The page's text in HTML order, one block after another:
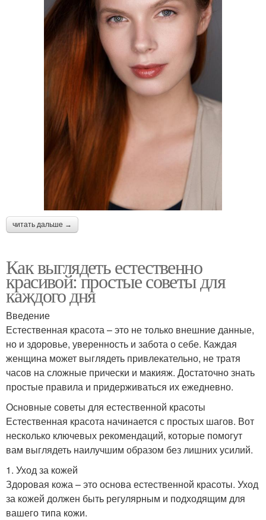
читать дальше →
Как выглядеть естественно
красивой: простые советы для
каждого дня
Введение
Естественная красота – это не только внешние данные,
но и здоровье, уверенность и забота о себе. Каждая
женщина может выглядеть привлекательно, не тратя
часов на сложные прически и макияж. Достаточно знать
простые правила и придерживаться их ежедневно.
Основные советы для естественной красоты
Естественная красота начинается с простых шагов. Вот
несколько ключевых рекомендаций, которые помогут
вам выглядеть наилучшим образом без лишних усилий.
1. Уход за кожей
Здоровая кожа – это основа естественной красоты. Уход
за кожей должен быть регулярным и подходящим для
вашего типа кожи.